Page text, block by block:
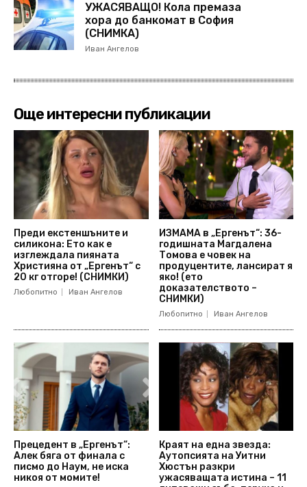
УЖАСЯВАЩО! Кола премаза
хора до банкомат в София
(СНИМКА)
Иван Ангелов
Още интересни публикации
Преди екстеншъните и
силикона: Ето как е
изглеждала пияната
Християна от „Ергенът“ с
20 кг отгоре! (СНИМКИ)
Любопитно Иван Ангелов
ИЗМАМА в „Ергенът“: 36-
годишната Магдалена
Томова е човек на
продуцентите, лансират я
яко! (ето
доказателството –
СНИМКИ)
Любопитно Иван Ангелов
Прецедент в „Ергенът“:
Алек бяга от финала с
писмо до Наум, не иска
никоя от момите!
Краят на една звезда:
Аутопсията на Уитни
Хюстън разкри
ужасяващата истина – 11